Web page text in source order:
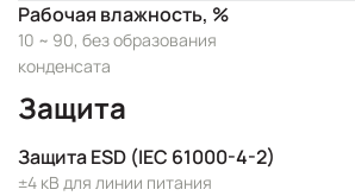
Рабочая влажность, %
10 ~ 90, без образования
конденсата
Защита
Защита ESD (IEC 61000-4-2)
±4 кВ для линии питания